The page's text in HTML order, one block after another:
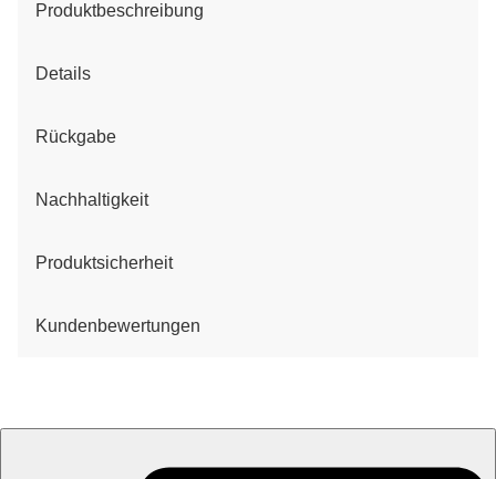
Produktbeschreibung
Details
Rückgabe
Nachhaltigkeit
Produktsicherheit
Kundenbewertungen